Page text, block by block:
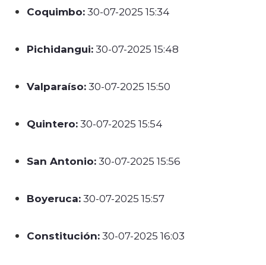
Coquimbo:30-07-2025 15:34
Pichidangui:30-07-2025 15:48
Valparaíso:30-07-2025 15:50
Quintero:30-07-2025 15:54
San Antonio:30-07-2025 15:56
Boyeruca:30-07-2025 15:57
Constitución:30-07-2025 16:03